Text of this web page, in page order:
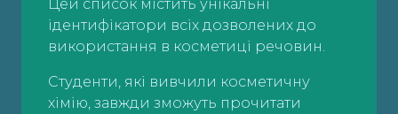
Цей список містить унікальні
ідентифікатори всіх дозволених до
використання в косметиці речовин.
Студенти, які вивчили косметичну
хімію, завжди зможуть прочитати